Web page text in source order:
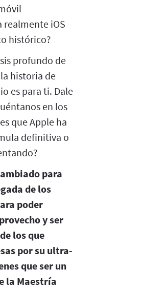
realmente iOS
histórico?
profundo de
historia de
es para ti. Dale
en los
que Apple ha
definitiva o
para
de los
poder
y ser
los que
por su ultra-
que ser un
la Maestría